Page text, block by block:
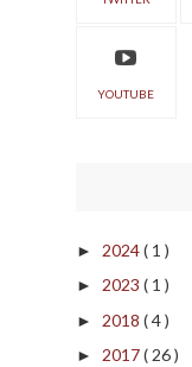
YOUTUBE
► 2024( 1 )
► 2023 ( 1 )
► 2018 ( 4 )
► 2017( 26 )